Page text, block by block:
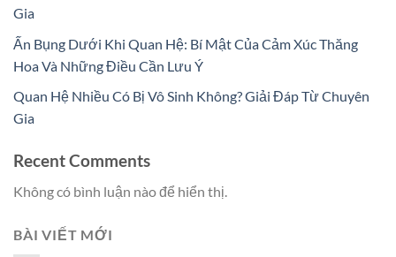
Gia
Ấn Bụng Dưới Khi Quan Hệ: Bí Mật Của Cảm Xúc Thăng
Hoa Và Những Điều Cần Lưu Ý
Quan Hệ Nhiều Có Bị Vô Sinh Không? Giải Đáp Từ Chuyên
Gia
Recent Comments
Không có bình luận nào để hiển thị.
BÀI VIẾT MỚI